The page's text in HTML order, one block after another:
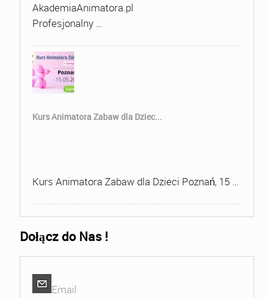
AkademiaAnimatora.pl
Profesjonalny …
Kurs Animatora Zabaw dla Dziec...
Kurs Animatora Zabaw dla Dzieci Poznań, 15 …
Dołącz do Nas !
Email